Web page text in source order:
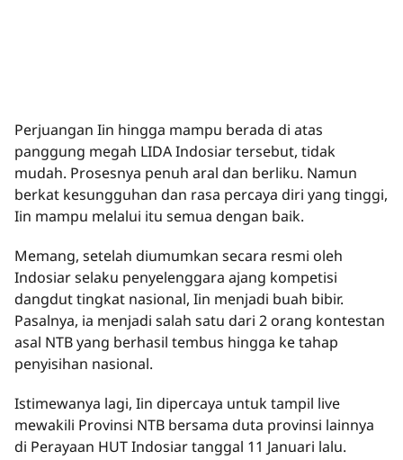
Perjuangan Iin hingga mampu berada di atas
panggung megah LIDA Indosiar tersebut, tidak
mudah. Prosesnya penuh aral dan berliku. Namun
berkat kesungguhan dan rasa percaya diri yang tinggi,
Iin mampu melalui itu semua dengan baik.
Memang, setelah diumumkan secara resmi oleh
Indosiar selaku penyelenggara ajang kompetisi
dangdut tingkat nasional, Iin menjadi buah bibir.
Pasalnya, ia menjadi salah satu dari 2 orang kontestan
asal NTB yang berhasil tembus hingga ke tahap
penyisihan nasional.
Istimewanya lagi, Iin dipercaya untuk tampil live
mewakili Provinsi NTB bersama duta provinsi lainnya
di Perayaan HUT Indosiar tanggal 11 Januari lalu.